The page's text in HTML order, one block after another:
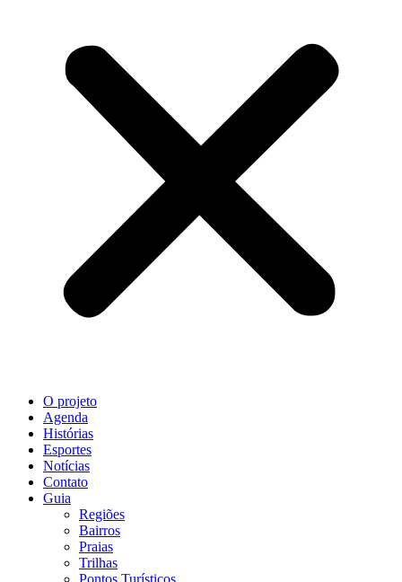
O projeto
Agenda
Histórias
Esportes
Notícias
Contato
Guia
Regiões
Bairros
Praias
Trilhas
Pontos Turísticos